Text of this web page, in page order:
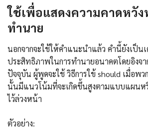
ใช้เพื่อแสดงความคาดหวัง
ทำนาย
นอกจากจะใช้ให้คำแนะนำแล้ว คำนี้ยังเป็น
ประสิทธิภาพในการทำนายอนาคตโดยอิงจา
ปัจจุบัน ผู้พูดจะใช้ วิธีการใข้ should เมื่อพว
นั้นมีแนวโน้มที่จะเกิดขึ้นสูงตามแบบแผนห
ไว้ล่วงหน้า
ตัวอย่าง: